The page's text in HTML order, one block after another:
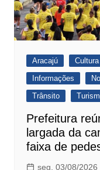
Aracajú Cultura
Informações
Trânsito
Prefeitura
largada da
faixa de
seg, 03/08/2026